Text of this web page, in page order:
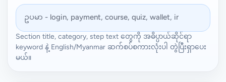
Section title, category, step text တွေကို အဓိပ္ပာယ်ဆိုင်ရာ
keyword နဲ့ English/Myanmar ဆက်စပ်စကားလုံးပါ တွဲပြီးရှာပေး
မယ်။